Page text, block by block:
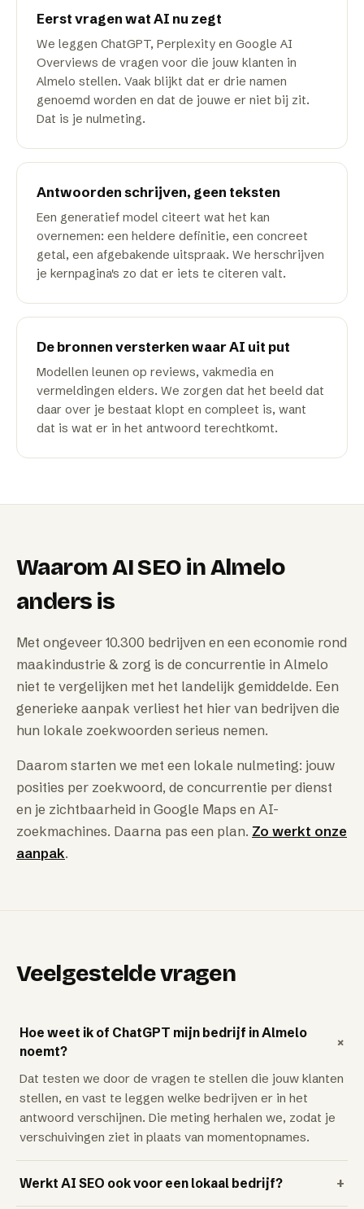
Eerst vragen wat AI nu zegt
We leggen ChatGPT, Perplexity en Google AI
Overviews de vragen voor die jouw klanten in
Almelo stellen. Vaak blijkt dat er drie namen
genoemd worden en dat de jouwe er niet bij zit.
Dat is je nulmeting.
Antwoorden schrijven, geen teksten
Een generatief model citeert wat het kan
overnemen: een heldere definitie, een concreet
getal, een afgebakende uitspraak. We herschrijven
je kernpagina's zo dat er iets te citeren valt.
De bronnen versterken waar AI uit put
Modellen leunen op reviews, vakmedia en
vermeldingen elders. We zorgen dat het beeld dat
daar over je bestaat klopt en compleet is, want
dat is wat er in het antwoord terechtkomt.
WaaromAI SEO inAlmelo
anders is
Met ongeveer 10.300 bedrijven en een economie rond
maakindustrie & zorg is de concurrentie in Almelo
niet te vergelijken met het landelijk gemiddelde. Een
generieke aanpak verliest het hier van bedrijven die
hun lokale zoekwoorden serieus nemen.
Daarom starten we met een lokale nulmeting: jouw
posities per zoekwoord, de concurrentie per dienst
en je zichtbaarheid in Google Maps en AI-
zoekmachines. Daarna pas een plan. Zo werkt onze
aanpak.
Veelgestelde vragen
Hoe weet ik of ChatGPT mijn bedrijf in Almelo
noemt?
+
Dat testen we door de vragen te stellen die jouw klanten
stellen, en vast te leggen welke bedrijven er in het
antwoord verschijnen. Die meting herhalen we, zodat je
verschuivingen ziet in plaats van momentopnames.
Werkt AI SEO ook voor een lokaal bedrijf? +